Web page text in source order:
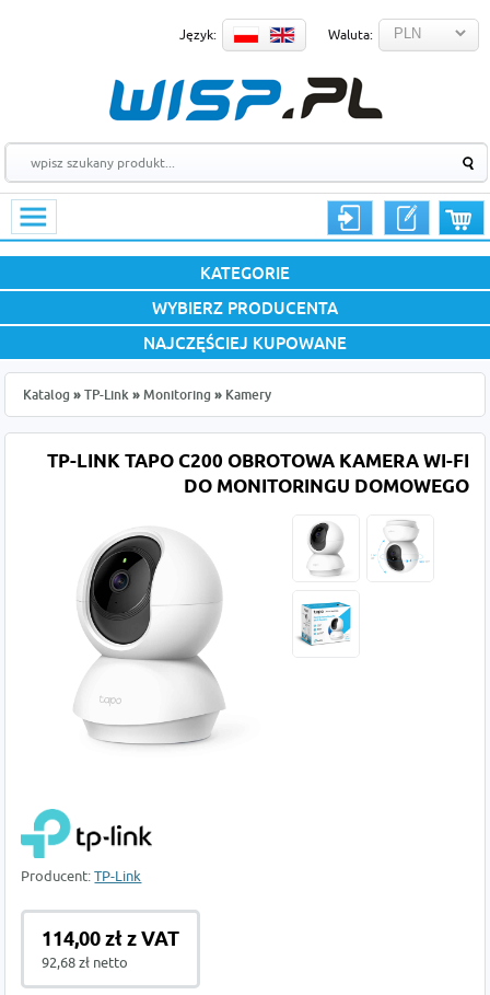
Język: Waluta:
KATEGORIE
WYBIERZ PRODUCENTA
NAJCZĘŚCIEJ KUPOWANE
Katalog » TP-Link » Monitoring » Kamery
TP-LINK TAPO C200 OBROTOWA KAMERA WI-FI
DO MONITORINGU DOMOWEGO
Producent:TP-Link
114,00 zł z VAT
92,68 zł netto